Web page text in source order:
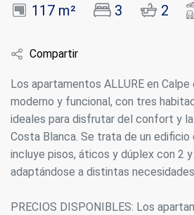
117 m² 3 2
Compartir
Los apartamentos ALLURE en
moderno y funcional, con tres
ideales para disfrutar del confort y
Costa Blanca. Se trata de un edificio
incluye pisos, áticos y dúplex con 2
adaptándose a distintas
PRECIOS DISPONIBLES: Los